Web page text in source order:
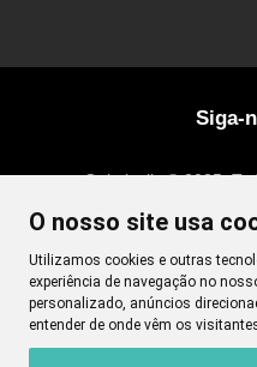
O nosso site usa
Utilizamos cookies e outras
experiência de navegação no
personalizado, anúncios
entender de onde vêm os
Quimicalis © 2025.
Siga-